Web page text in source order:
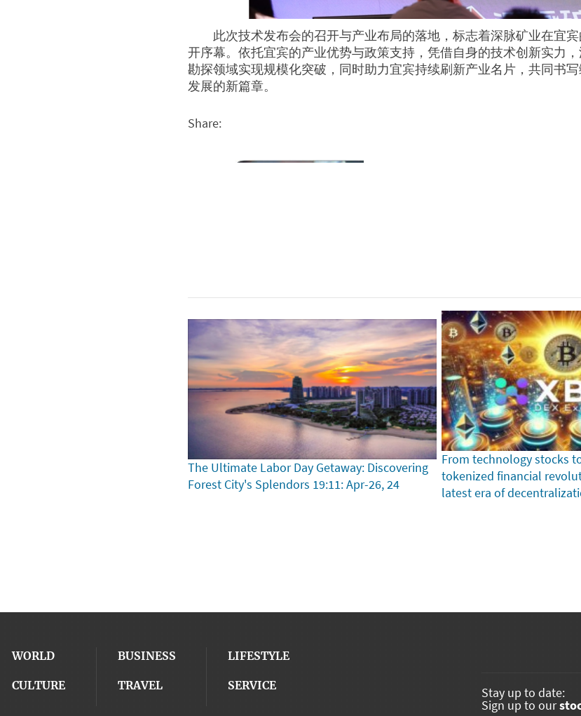
此次技术发布会的召开与产业布局的落地，标志着深脉矿业在宜
开序幕。依托宜宾的产业优势与政策支持，凭借自身的技术创新实力
勘探领域实现规模化突破，同时助力宜宾持续刷新产业名片，共同书
发展的新篇章。
Share:
The Ultimate Labor Day Getaway: Discovering
Forest City's Splendors 19:11: Apr-26, 24
From technology stocks
tokenized financial
latest era of
WORLD BUSINESS LIFESTYLE
CULTURE TRAVEL SERVICE Stay up to date:
Sign up to our